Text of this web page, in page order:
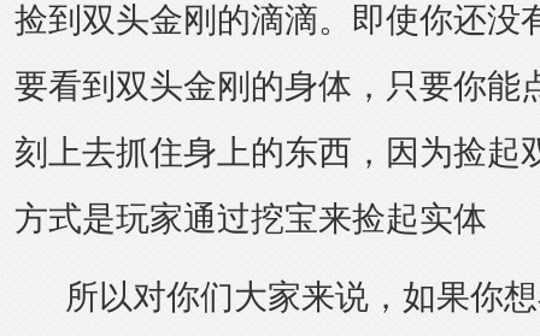
捡到双头金刚的滴滴。即使你还没
要看到双头金刚的身体，只要你能
刻上去抓住身上的东西，因为捡起
方式是玩家通过挖宝来捡起实体
所以对你们大家来说，如果你